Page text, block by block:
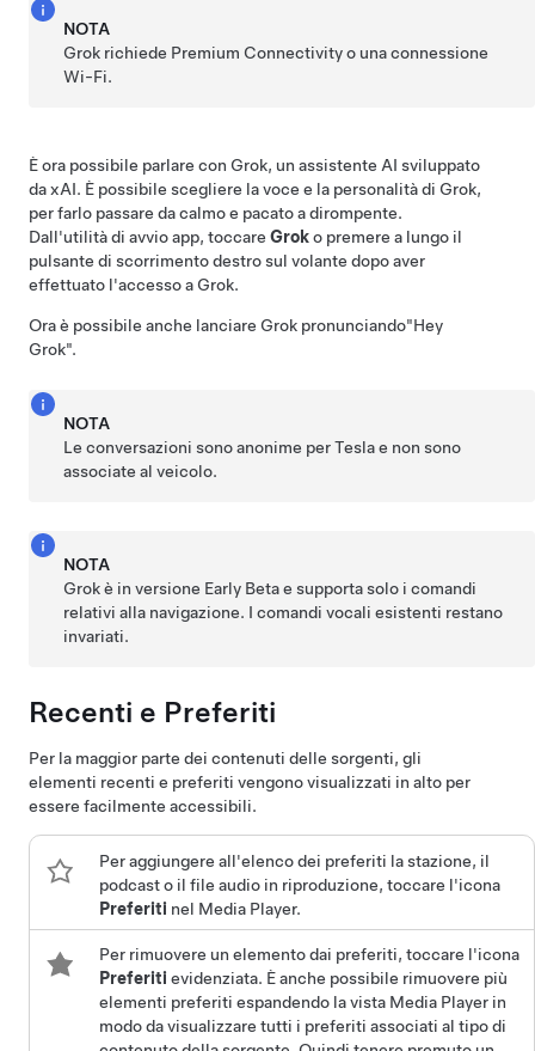
NOTA
Grok richiede Premium Connectivity o una connessione
Wi-Fi.
È ora possibile parlare con Grok, un assistente AI sviluppato
da xAI. È possibile scegliere la voce e la personalità di Grok,
per farlo passare da calmo e pacato a dirompente.
Dall'utilità di avvio app, toccare Groko premere a lungo il
pulsante di scorrimento destro sul volante dopo aver
effettuato l'accesso a Grok.
Ora è possibile anche lanciare Grok pronunciando"Hey
Grok".
NOTA
Le conversazioni sono anonime per Tesla e non sono
associate al veicolo.
NOTA
Grok è in versione Early Beta e supporta solo i comandi
relativi alla navigazione. I comandi vocali esistenti restano
invariati.
Recenti e Preferiti
Per la maggior parte dei contenuti delle sorgenti, gli
elementi recenti e preferiti vengono visualizzati in alto per
essere facilmente accessibili.
Per aggiungere all'elenco dei preferiti la stazione, il
podcast o il file audio in riproduzione, toccare l'icona
Preferiti nel Media Player.
Per rimuovere un elemento dai preferiti, toccare l'icona
Preferiti evidenziata. È anche possibile rimuovere più
elementi preferiti espandendo la vista Media Player in
modo da visualizzare tutti i preferiti associati al tipo di